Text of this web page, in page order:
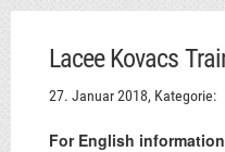
Lacee Kovacs
27. Januar 2018, Kategorie:
For English